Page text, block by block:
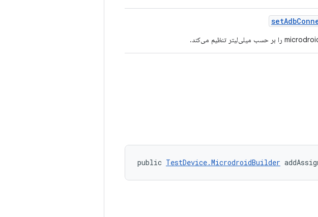
setAdb
public TestDevice.MicrodroidBuilder